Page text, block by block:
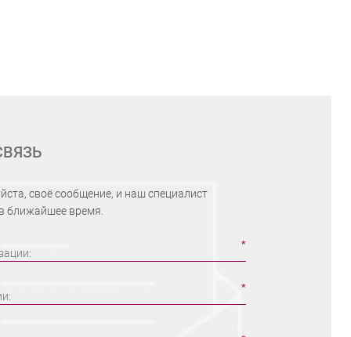
своё сообщение, и наш специалист
ближайшее время.